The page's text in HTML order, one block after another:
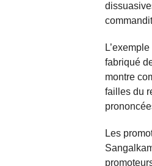
fabriqué
montre
failles du
Les